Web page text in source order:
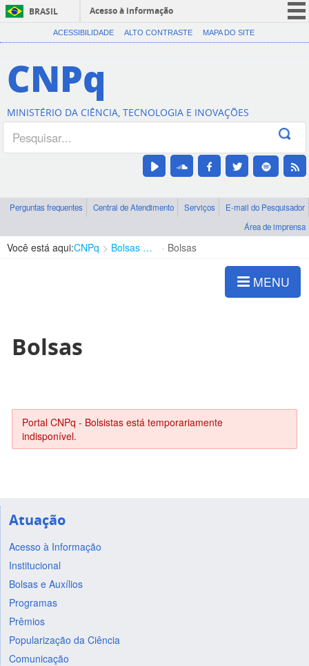
BRASIL
Acesso à informação
CORONAVÍRUS (COVID-19)
Canais
ACESSIBILIDADE ALTO CONTRASTE MAPA DO SITE
CNPq
MINISTÉRIO DA CIÊNCIA, TECNOLOGIA E INOVAÇÕES
Perguntas frequentes Central de Atendimento Serviços
E-mail do Pesquisador
Área de imprensa
Você está aqui:CNPq Bolsas e Auxílios Vigentes Bolsas
MENU
Bolsas
Portal CNPq - Bolsistas está temporariamente
indisponível.
Atuação
Acesso à Informação
Institucional
Bolsas e Auxílios
Programas
Prêmios
Popularização da Ciência
Comunicação